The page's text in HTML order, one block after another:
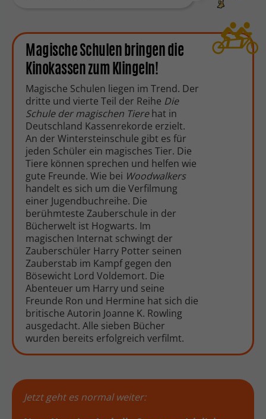
Magische Schulen bringen die
Kinokassen zum Klingeln!
Magische Schulen liegen im Trend. Der
dritte und vierte Teil der Reihe Die
Schule der magischen Tierehat in
Deutschland Kassenrekorde erzielt.
An der Wintersteinschule gibt es für
jeden Schüler ein magisches Tier. Die
Tiere können sprechen und helfen wie
gute Freunde. Wie bei Woodwalkers
handelt es sich um die Verfilmung
einer Jugendbuchreihe. Die
berühmteste Zauberschule in der
Bücherwelt ist Hogwarts. Im
magischen Internat schwingt der
Zauberschüler Harry Potter seinen
Zauberstab im Kampf gegen den
Bösewicht Lord Voldemort. Die
Abenteuer um Harry und seine
Freunde Ron und Hermine hat sich die
britische Autorin Joanne K. Rowling
ausgedacht. Alle sieben Bücher
wurden bereits erfolgreich verfilmt.
Jetzt geht es normal weiter: